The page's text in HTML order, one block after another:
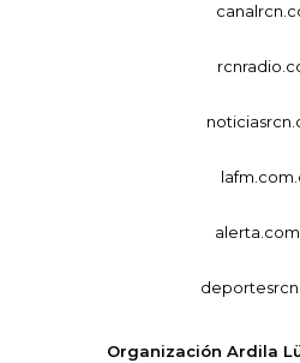
Organización Ardila